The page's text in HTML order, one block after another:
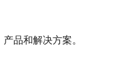
品和解决方案。